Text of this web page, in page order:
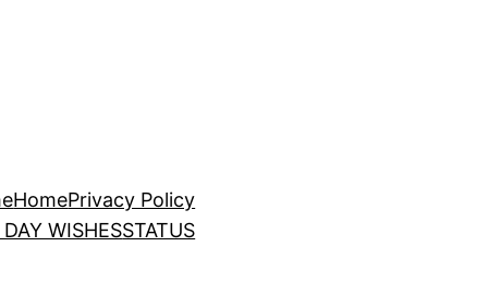
HomePrivacy Policy
WISHESSTATUS